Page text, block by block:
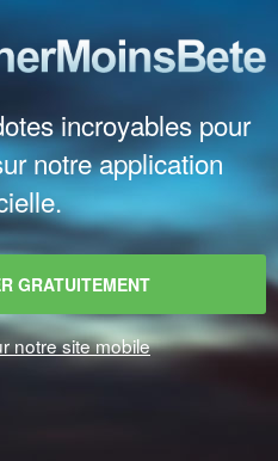
incroyables pour
notre application
GRATUITEMENT
notre site mobile